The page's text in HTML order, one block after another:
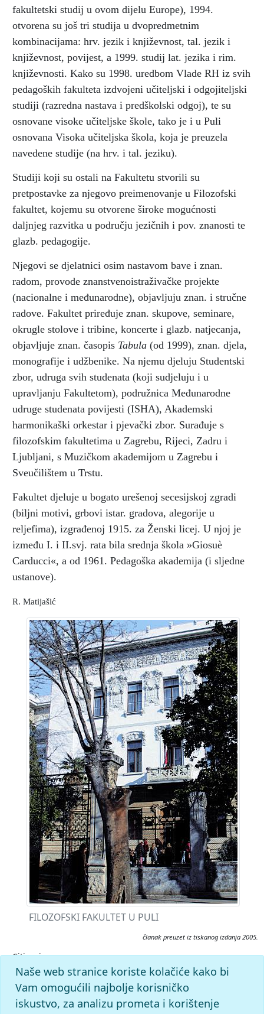
fakultetski studij u ovom dijelu Europe), 1994.
otvorena su još tri studija u dvopredmetnim
kombinacijama: hrv. jezik i književnost, tal. jezik i
književnost, povijest, a 1999. studij lat. jezika i rim.
književnosti. Kako su 1998. uredbom Vlade RH iz svih
pedagoških fakulteta izdvojeni učiteljski i odgojiteljski
studiji (razredna nastava i predškolski odgoj), te su
osnovane visoke učiteljske škole, tako je i u Puli
osnovana Visoka učiteljska škola, koja je preuzela
navedene studije (na hrv. i tal. jeziku).
Studiji koji su ostali na Fakultetu stvorili su
pretpostavke za njegovo preimenovanje u Filozofski
fakultet, kojemu su otvorene široke mogućnosti
daljnjeg razvitka u području jezičnih i pov. znanosti te
glazb. pedagogije.
Njegovi se djelatnici osim nastavom bave i znan.
radom, provode znanstvenoistraživačke projekte
(nacionalne i međunarodne), objavljuju znan. i stručne
radove. Fakultet priređuje znan. skupove, seminare,
okrugle stolove i tribine, koncerte i glazb. natjecanja,
objavljuje znan. časopis Tabula (od 1999), znan. djela,
monografije i udžbenike. Na njemu djeluju Studentski
zbor, udruga svih studenata (koji sudjeluju i u
upravljanju Fakultetom), podružnica Međunarodne
udruge studenata povijesti (ISHA), Akademski
harmonikaški orkestar i pjevački zbor. Surađuje s
filozofskim fakultetima u Zagrebu, Rijeci, Zadru i
Ljubljani, s Muzičkom akademijom u Zagrebu i
Sveučilištem u Trstu.
Fakultet djeluje u bogato urešenoj secesijskoj zgradi
(biljni motivi, grbovi istar. gradova, alegorije u
reljefima), izgrađenoj 1915. za Ženski licej. U njoj je
između I. i II.svj. rata bila srednja škola »Giosuè
Carducci«, a od 1961. Pedagoška akademija (i sljedne
ustanove).
R. Matijašić
FILOZOFSKI FAKULTET U PULI
članak preuzet iz tiskanog izdanja 2005.
Citiranje:
Filozofski fakultet u Puli. Istarska enciklopedija (2005), mrežno
Leksikografski zavod Miroslav Krleža, 2026.
Pristupljeno 6.8.2026. <https://istra.lzmk.hr/clanak/filozofski-
fakultet-u-puli>.
Naše web stranice koriste kolačiće kako bi
Vam omogućili najbolje korisničko
iskustvo, za analizu prometa i korištenje